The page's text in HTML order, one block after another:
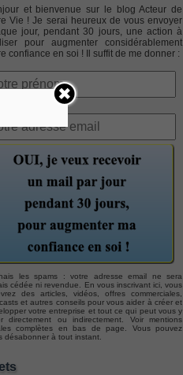
et bienvenue sur le blog Acteur de
Vie ! Je serai heureux de vous envoyer
jour, pendant 30 jours, une action à
pour augmenter considérablement
confiance en soi ! Il suffit de me donner :
les spams : votre adresse email ne sera
cédée ni revendue. En vous inscrivant ici, vous
des articles, vidéos, offres commerciales,
et autres conseils pour vous aider à créer et
votre entreprise et tout ce qui peut vous y
directement ou indirectement. Voir mentions
complètes en bas de page. Vous pouvez
désabonner à tout instant.